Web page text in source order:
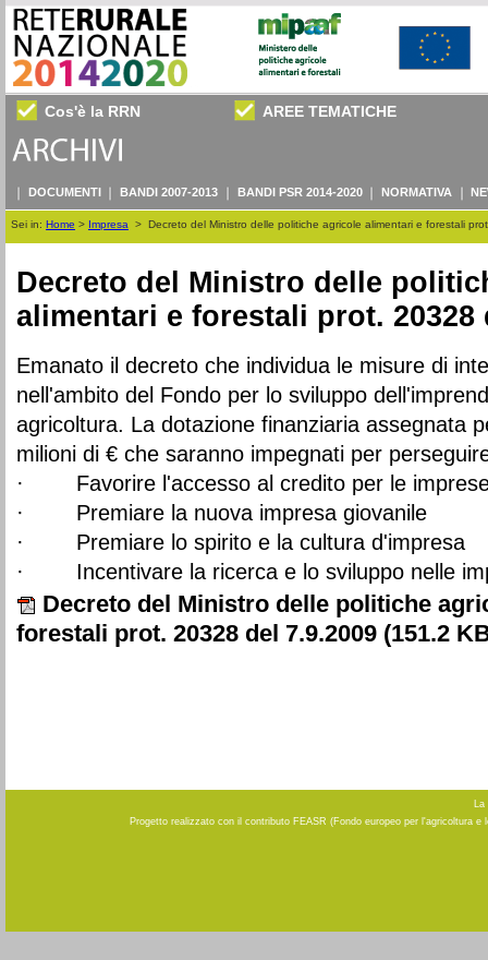
Cos'è la RRN AREE TEMATICHE
DOCUMENTI BANDI 2007-2013 BANDI PSR 2014-2020 NORMATIVA
Sei in: Home > Impresa > Decreto del Ministro delle politiche agricole alimentari e forestali
Decreto del Ministro delle
alimentari e forestali prot. 20328
Emanato il decreto che individua le misure di
nell'ambito del Fondo per lo sviluppo
agricoltura. La dotazione finanziaria assegnata
milioni di € che saranno impegnati per
· Favorire l'accesso al credito per le imprese
· Premiare la nuova impresa giovanile
· Premiare lo spirito e la cultura d'impresa
· Incentivare la ricerca e lo sviluppo nelle
Decreto del Ministro delle politiche
forestali prot. 20328 del 7.9.2009 (151.2
La
Progetto realizzato con il contributo FEASR (Fondo europeo per l'agricoltura